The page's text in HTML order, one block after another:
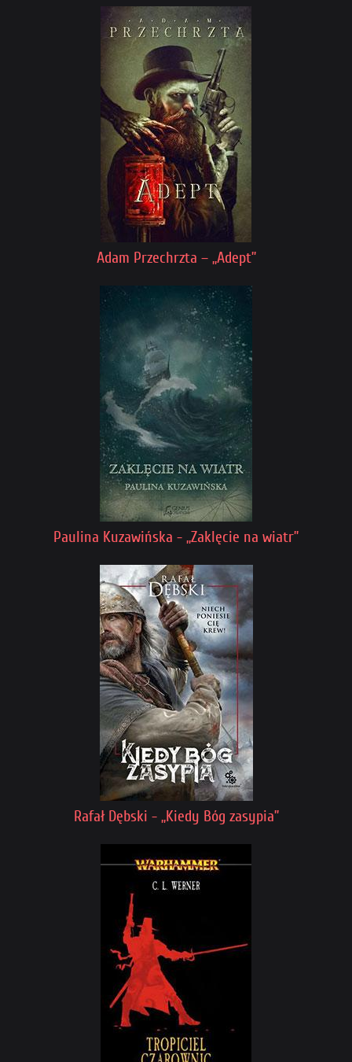
Adam Przechrzta – „Adept”
Paulina Kuzawińska - „Zaklęcie na wiatr”
Rafał Dębski - „Kiedy Bóg zasypia”